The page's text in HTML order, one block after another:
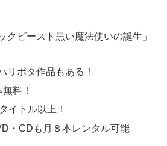
クビースト黒い魔法使いの誕生」
リポタ作品もある！
料！
イトル以上！
・CDも月８本レンタル可能